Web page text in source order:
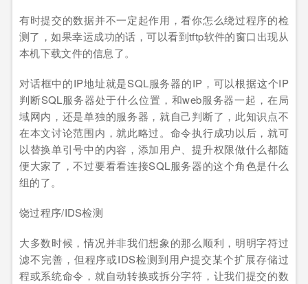
有时提交的数据并不一定起作用，看你怎么绕过程序的检
测了，如果幸运成功的话，可以看到tftp软件的窗口出现从
本机下载文件的信息了。
对话框中的IP地址就是SQL服务器的IP，可以根据这个IP
判断SQL服务器处于什么位置，和web服务器一起，在局
域网内，还是单独的服务器，就自己判断了，此知识点不
在本文讨论范围内，就此略过。命令执行成功以后，就可
以替换单引号中的内容，添加用户、提升权限做什么都随
便大家了，不过要看看连接SQL服务器的这个角色是什么
组的了。
饶过程序/IDS检测
大多数时候，情况并非我们想象的那么顺利，明明字符过
滤不完善，但程序或IDS检测到用户提交某个扩展存储过
程或系统命令，就自动转换或拆分字符，让我们提交的数